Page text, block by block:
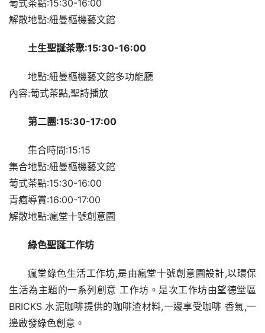
葡式茶點:15:30-16:00
解散地點:紐曼樞機藝文館
土生聖誕茶聚:15:30-16:00
地點:紐曼樞機藝文館多功能廳
內容:葡式茶點,聖詩播放
第二團:15:30-17:00
集合時間:15:15
集合地點:紐曼樞機藝文館
葡式茶點:15:30-16:00
青瘋導賞:16:00-17:00
解散地點:瘋堂十號創意園
綠色聖誕工作坊
瘋堂綠色生活工作坊,是由瘋堂十號創意園設計,以環保
生活為主題的一系列創意 工作坊。是次工作坊由望德堂區
BRICKS 水泥咖啡提供的咖啡渣材料,一邊享受咖啡 香氣,一
邊啟發綠色創意。